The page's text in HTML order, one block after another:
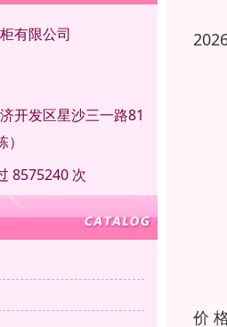
有限公司
开发区星沙三一路81
8575240 次
价